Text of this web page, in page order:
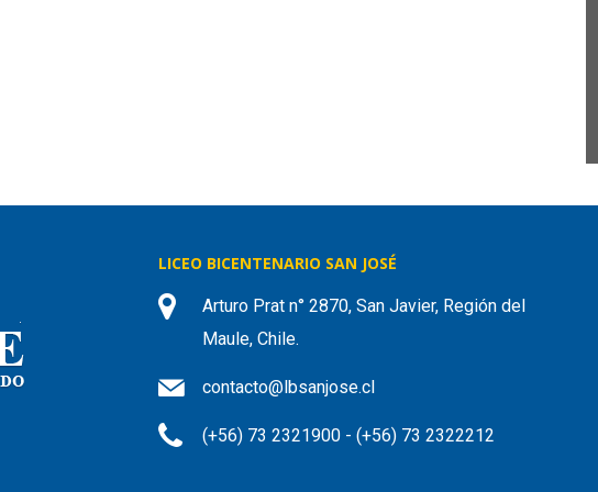
LICEO BICENTENARIO SAN JOSÉ
Arturo Prat n° 2870, San Javier, Región del
Maule, Chile.
contacto@lbsanjose.cl
(+56) 73 2321900 - (+56) 73 2322212